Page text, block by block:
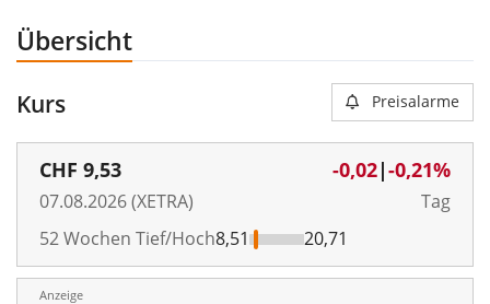
Übersicht
Kurs Preisalarme
CHF 9,53
07.08.2026 (XETRA)
-0,02|-0,21%
Tag
52 Wochen Tief/Hoch8,51 20,71
Anzeige